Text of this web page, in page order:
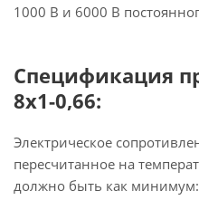
1000 В и 6000 В
Спецификация
8х1-0,66:
Электрическое
пересчитанное на
должно быть как минимум: